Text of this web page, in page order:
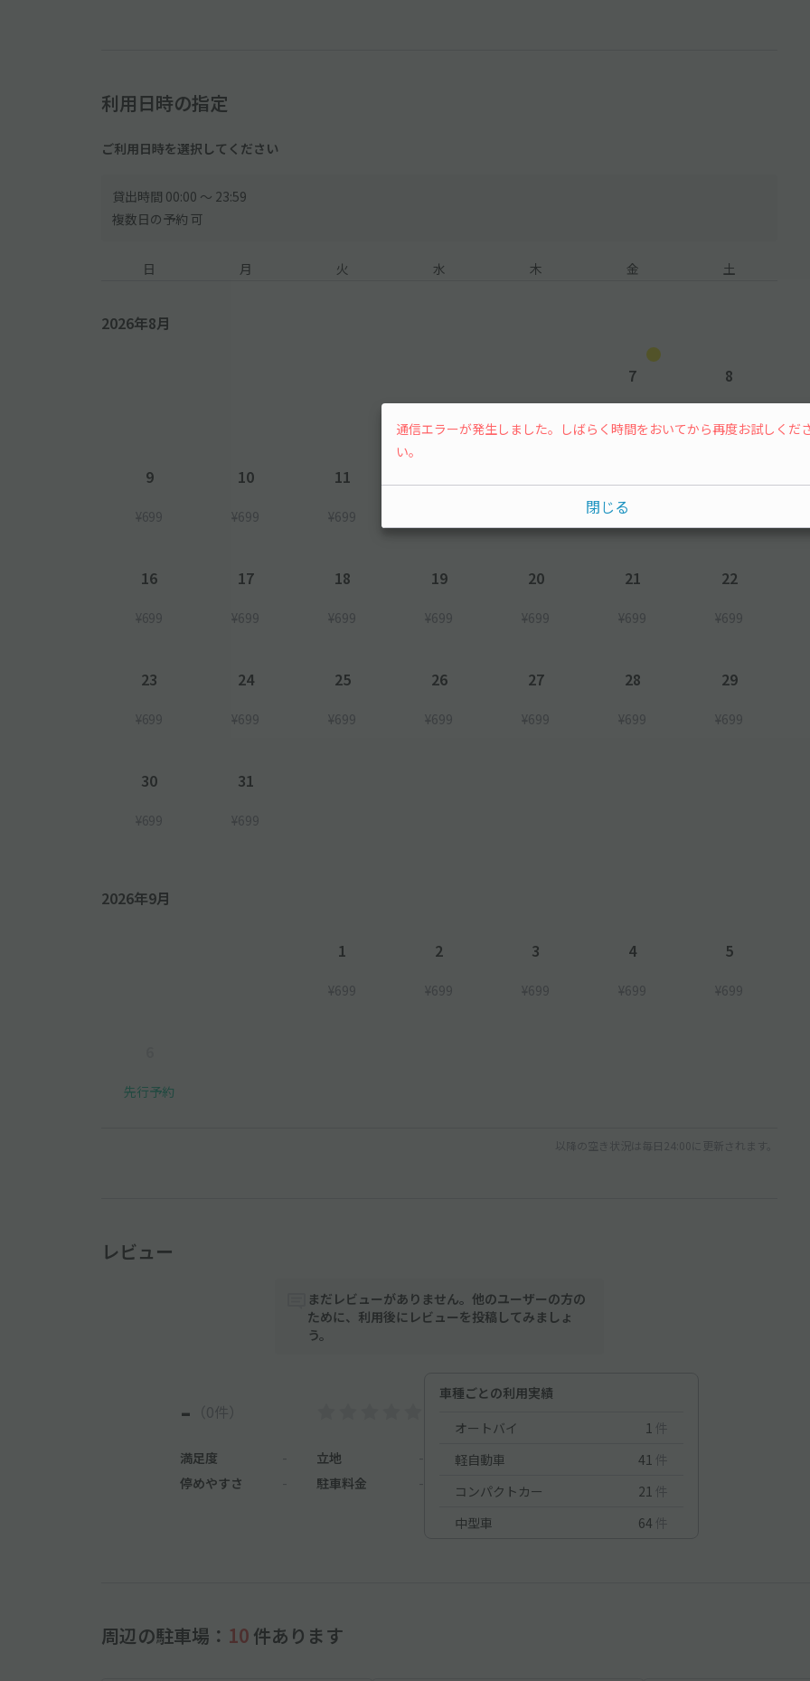
利用日時の指定
ご利用日時を選択してください
貸出時間 00:00 〜 23:59
複数日の予約 可
日 月 火 水 木 金 土
2026年8月
7 8
9
¥699
10
¥699
11
¥699 ¥699
16
¥699
17
¥699
18
¥699
19
¥699
20
¥699
21
¥699
22
¥699
23
¥699
24
¥699
25
¥699
26
¥699
27
¥699
28
¥699
29
¥699
30
¥699
31
¥699
2026年9月
1
¥699
2
¥699
3
¥699
4
¥699
5
¥699
先行予約
以降の空き状況は毎日24:00に更新されます。
レビュー
まだレビューがありません。他のユーザーの方の
ために、利用後にレビューを投稿してみましょ
う。
- （0件）
満足度 立地
停めやすさ
駐車料金
車種ごとの利用実績
オートバイ
1 件
軽自動車
41 件
コンパクトカー
21 件
中型車
64 件
周辺の駐車場： 10 件あります
通信エラーが発生しました。しばらく時間をおいてから再度お試しくだ
い。
閉じる